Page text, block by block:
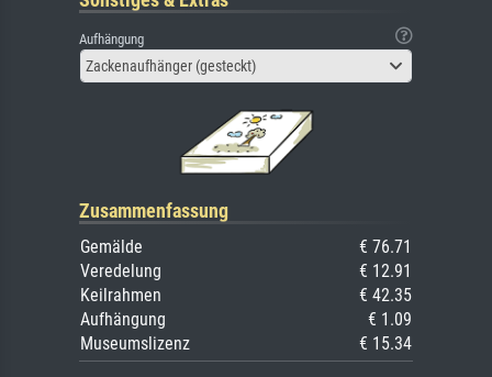
Aufhängung
Zackenaufhänger (gesteckt)
Zusammenfassung
Gemälde
€ 76.71
Veredelung
€ 12.91
Keilrahmen
€ 42.35
Aufhängung
€ 1.09
Museumslizenz
€ 15.34